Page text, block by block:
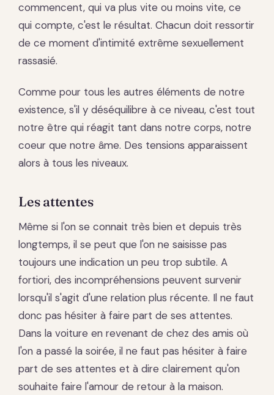
commencent, qui va plus vite ou moins vite, ce
qui compte, c'est le résultat. Chacun doit ressortir
de ce moment d'intimité extrême sexuellement
rassasié.
Comme pour tous les autres éléments de notre
existence, s'il y déséquilibre à ce niveau, c'est tout
notre être qui réagit tant dans notre corps, notre
coeur que notre âme. Des tensions apparaissent
alors à tous les niveaux.
Les attentes
Même si l'on se connait très bien et depuis très
longtemps, il se peut que l'on ne saisisse pas
toujours une indication un peu trop subtile. A
fortiori, des incompréhensions peuvent survenir
lorsqu'il s'agit d'une relation plus récente. Il ne faut
donc pas hésiter à faire part de ses attentes.
Dans la voiture en revenant de chez des amis où
l'on a passé la soirée, il ne faut pas hésiter à faire
part de ses attentes et à dire clairement qu'on
souhaite faire l'amour de retour à la maison.